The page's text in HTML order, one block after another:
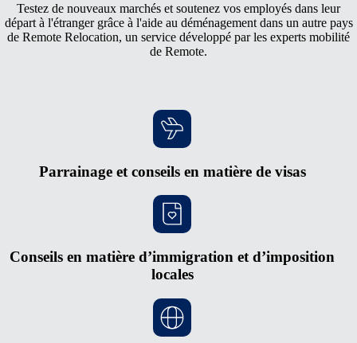
Testez de nouveaux marchés et soutenez vos employés dans leur
départ à l'étranger grâce à l'aide au déménagement dans un autre pays
de Remote Relocation, un service développé par les experts mobilité
de Remote.
Parrainage et conseils en matière de visas
Conseils en matière d’immigration et d’imposition
locales